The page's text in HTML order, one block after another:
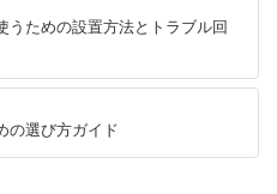
うための設置方法とトラブル回
の選び方ガイド